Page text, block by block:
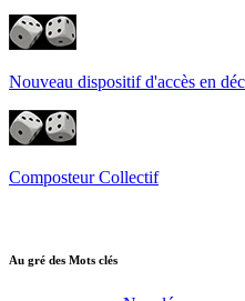
Nouveau dispositif d'accès en
Composteur Collectif
Au gré des Mots clés